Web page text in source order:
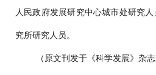
人民政府发展研究中心城市处研究
究所研究人员。
（原文刊发于《科学发展》杂